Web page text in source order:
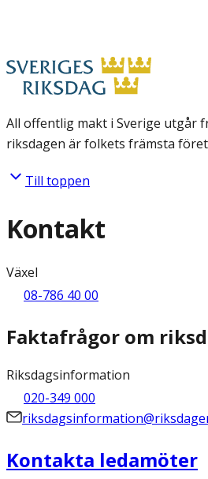
All offentlig makt i Sverige utgår
riksdagen är folkets främsta
Till toppen
Kontakt
Växel
08-786 40 00
Faktafrågor om
Riksdagsinformation
020-349 000
Kontakta ledamöter